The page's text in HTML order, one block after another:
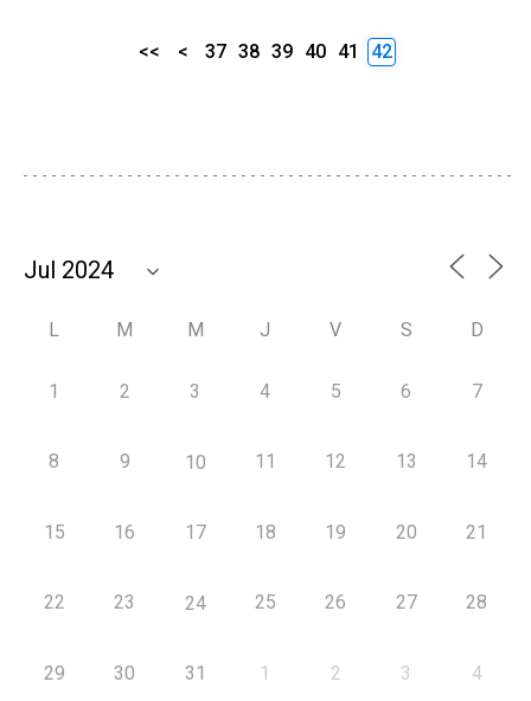
<< < 37 38 39 40 41 42
L M M J V S D
1 2 3 4 5 6 7
8 9 10 11 12 13 14
15 16 17 18 19 20 21
22 23 24 25 26 27 28
29 30 31 1 2 3 4